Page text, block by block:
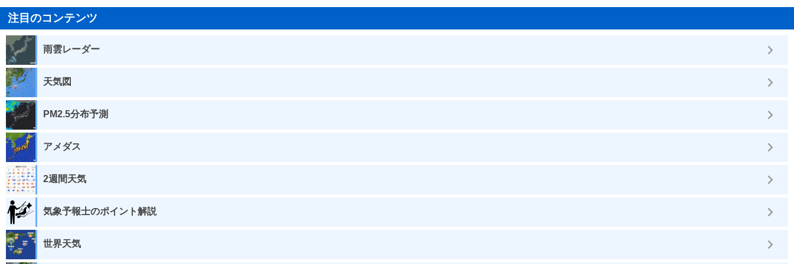
注目のコンテンツ
雨雲レーダー
天気図
PM2.5分布予測
アメダス
2週間天気
気象予報士のポイント解説
世界天気